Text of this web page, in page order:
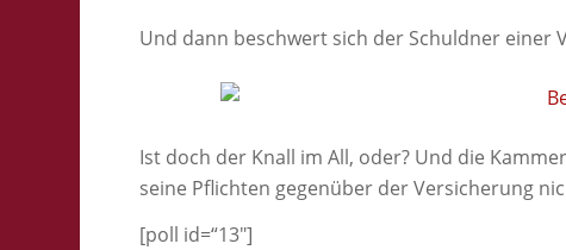
Und dann beschwert sich der Schuldner einer
Ist doch der Knall im All, oder? Und die
seine Pflichten gegenüber der Versicherung
[poll id=“13″]